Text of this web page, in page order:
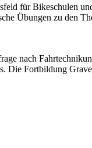
für Bikeschulen
Übungen zu den
nach
Die Fortbildung